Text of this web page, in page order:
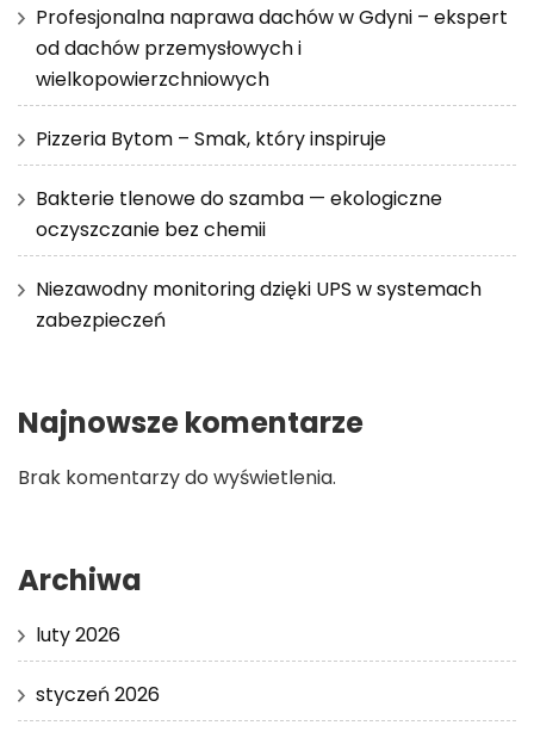
Profesjonalna naprawa dachów w Gdyni – ekspert
od dachów przemysłowych i
wielkopowierzchniowych
Pizzeria Bytom – Smak, który inspiruje
Bakterie tlenowe do szamba — ekologiczne
oczyszczanie bez chemii
Niezawodny monitoring dzięki UPS w systemach
zabezpieczeń
Najnowsze komentarze
Brak komentarzy do wyświetlenia.
Archiwa
luty 2026
styczeń 2026